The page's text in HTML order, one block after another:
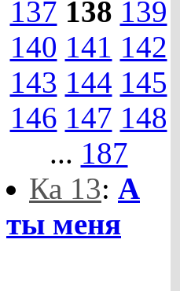
137 138 139
140 141 142
143 144 145
146 147 148
... 187
Ка 13: А
ты меня